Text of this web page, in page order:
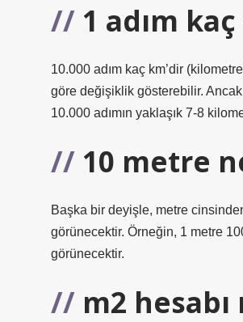
1 adım
10.000 adım kaç km’dir
göre değişiklik gösterebilir.
10.000 adımın yaklaşık 7-8
10 metre
Başka bir deyişle, metre
görünecektir. Örneğin, 1 metre
görünecektir.
m2 hesabı